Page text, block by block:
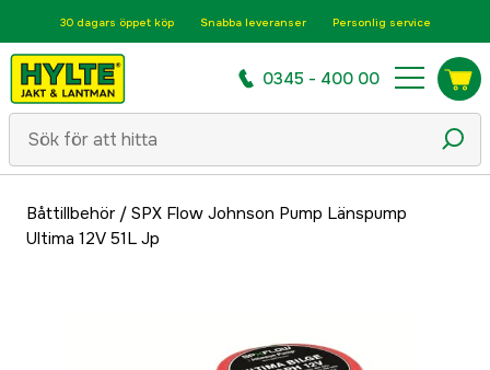
30 dagars öppet köp Snabba leveranser Personlig service
0345 - 400 00
Båttillbehör/ SPX Flow Johnson Pump Länspump
Ultima 12V 51L Jp